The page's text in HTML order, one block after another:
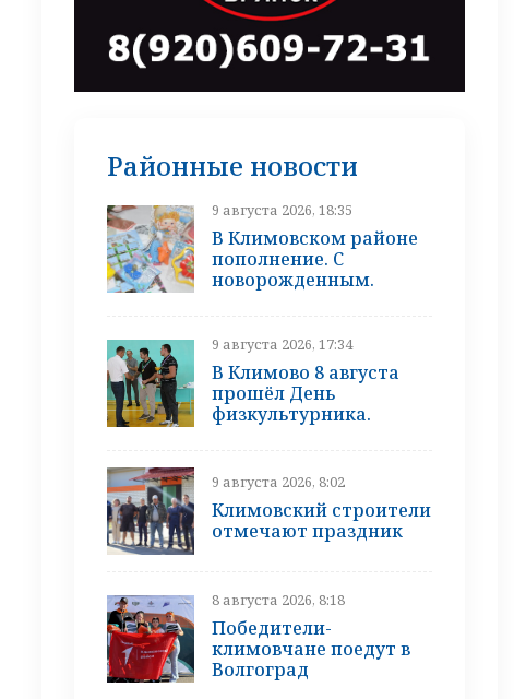
Районные новости
9 августа 2026, 18:35
В Климовском районе
пополнение. С
новорожденным.
9 августа 2026, 17:34
В Климово 8 августа
прошёл День
физкультурника.
9 августа 2026, 8:02
Климовский строители
отмечают праздник
8 августа 2026, 8:18
Победители-
климовчане поедут в
Волгоград